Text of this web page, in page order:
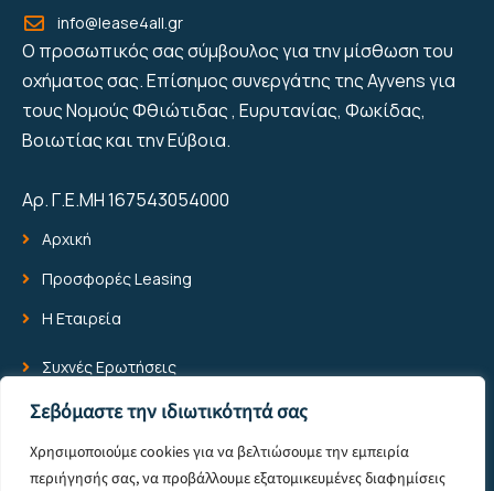
Σεβόμαστε την ιδιωτικότητά σας
Χρησιμοποιούμε cookies για να βελτιώσουμε την εμπειρία
περιήγησής σας, να προβάλλουμε εξατομικευμένες διαφημίσεις
info@lease4all.gr
Ο προσωπικός σας σύμβουλος για την μίσθωση του
οχήματος σας. Επίσημος συνεργάτης της Ayvens για
τους Νομούς Φθιώτιδας , Ευρυτανίας, Φωκίδας,
Βοιωτίας και την Εύβοια.
Αρ. Γ.Ε.ΜΗ 167543054000
Αρχική
Προσφορές Leasing
Η Εταιρεία
Συχνές Ερωτήσεις
Blog
Επικοινωνία